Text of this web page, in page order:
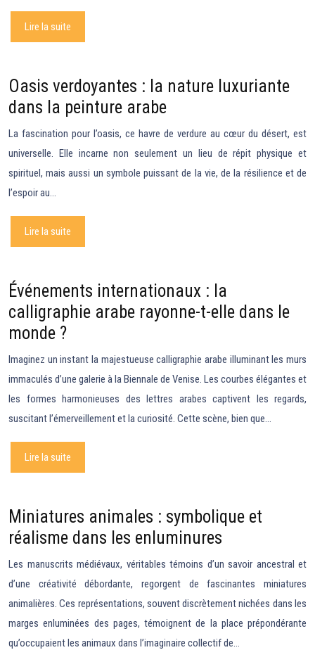
Lire la suite
Oasis verdoyantes : la nature luxuriante
dans la peinture arabe
La fascination pour l’oasis, ce havre de verdure au cœur du désert, est
universelle. Elle incarne non seulement un lieu de répit physique et
spirituel, mais aussi un symbole puissant de la vie, de la résilience et de
l’espoir au…
Lire la suite
Événements internationaux : la
calligraphie arabe rayonne-t-elle dans le
monde ?
Imaginez un instant la majestueuse calligraphie arabe illuminant les murs
immaculés d’une galerie à la Biennale de Venise. Les courbes élégantes et
les formes harmonieuses des lettres arabes captivent les regards,
suscitant l’émerveillement et la curiosité. Cette scène, bien que…
Lire la suite
Miniatures animales : symbolique et
réalisme dans les enluminures
Les manuscrits médiévaux, véritables témoins d’un savoir ancestral et
d’une créativité débordante, regorgent de fascinantes miniatures
animalières. Ces représentations, souvent discrètement nichées dans les
marges enluminées des pages, témoignent de la place prépondérante
qu’occupaient les animaux dans l’imaginaire collectif de…